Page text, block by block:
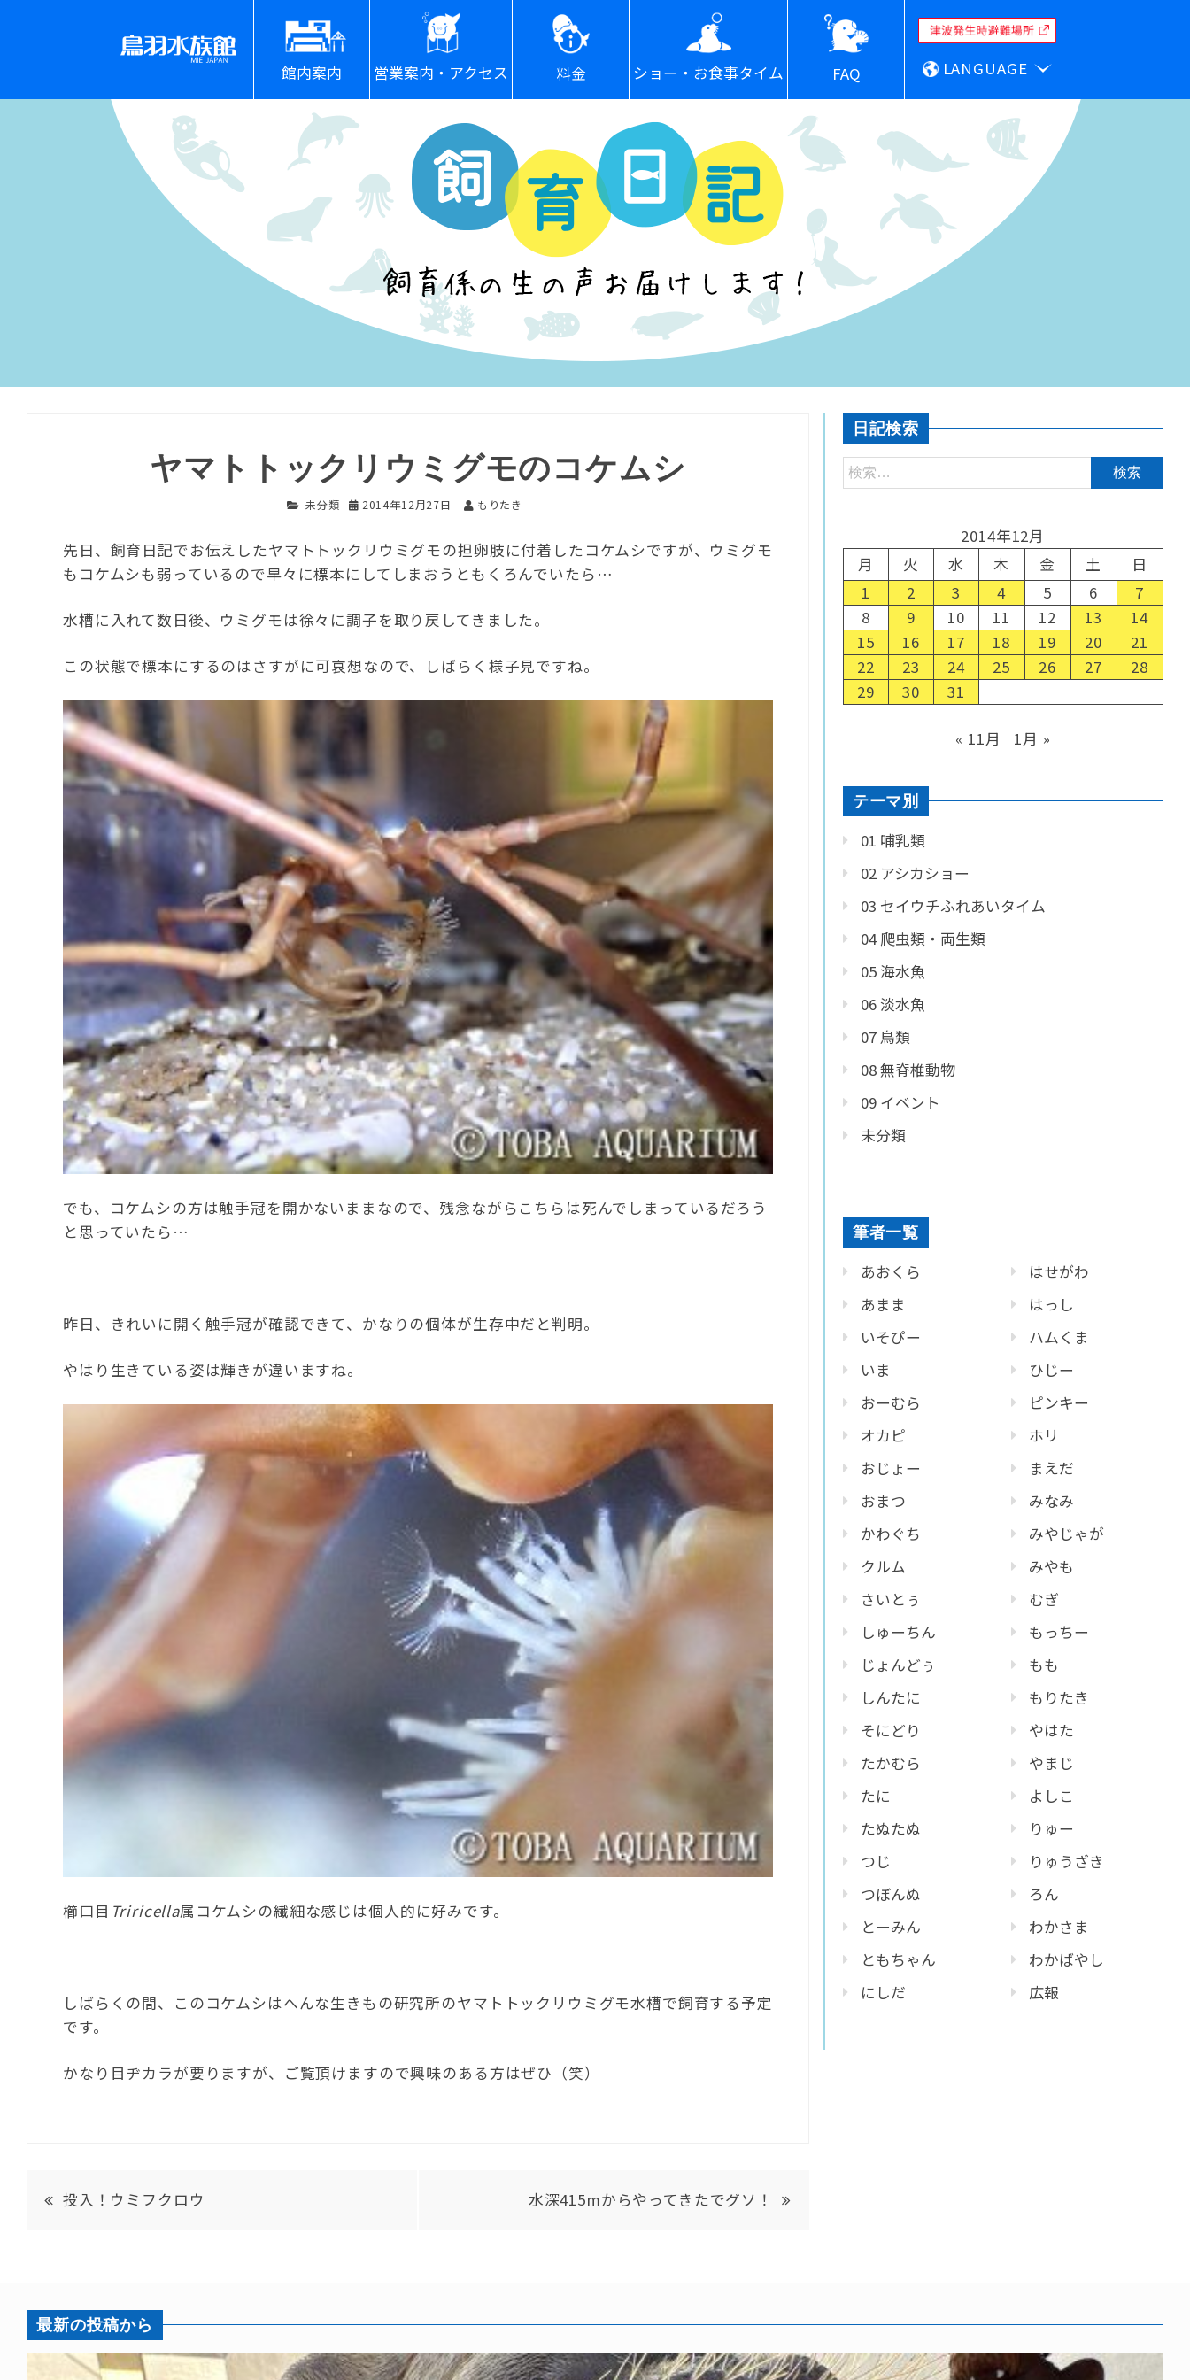
館内案内 営業案内・アクセス 料金 ショー・お食事タイム FAQ LANGUAGE
ヤマトトックリウミグモのコケムシ
未分類 2014年12月27日 もりたき
先日、飼育日記でお伝えしたヤマトトックリウミグモの担卵肢に付着したコケムシですが、ウミグモ
もコケムシも弱っているので早々に標本にしてしまおうともくろんでいたら…
水槽に入れて数日後、ウミグモは徐々に調子を取り戻してきました。
この状態で標本にするのはさすがに可哀想なので、しばらく様子見ですね。
でも、コケムシの方は触手冠を開かないままなので、残念ながらこちらは死んでしまっているだろう
と思っていたら…
昨日、きれいに開く触手冠が確認できて、かなりの個体が生存中だと判明。
やはり生きている姿は輝きが違いますね。
櫛口目 Triricella属コケムシの繊細な感じは個人的に好みです。
しばらくの間、このコケムシはへんな生きもの研究所のヤマトトックリウミグモ水槽で飼育する予定
です。
かなり目ヂカラが要りますが、ご覧頂けますので興味のある方はぜひ（笑）
投入！ウミフクロウ 水深415mからやってきたでグソ！
日記検索
2014年12月
月
火 水 木 金 土
日
1
2 3 4 5 6
7
8
9 10 11 12 13
14
15
16 17 18 19 20
21
22
23 24 25 26 27
28
29
30 31
« 11月 1月 »
テーマ別
01 哺乳類
02 アシカショー
03 セイウチふれあいタイム
04 爬虫類・両生類
05 海水魚
06 淡水魚
07 鳥類
08 無脊椎動物
09 イベント
未分類
筆者一覧
あおくら
あまま
いそぴー
いま
おーむら
オカピ
おじょー
おまつ
かわぐち
クルム
さいとぅ
しゅーちん
じょんどぅ
しんたに
そにどり
たかむら
たに
たぬたぬ
つじ
つぼんぬ
とーみん
ともちゃん
にしだ
はせがわ
はっし
ハムくま
ひじー
ピンキー
ホリ
まえだ
みなみ
みやじゃが
みやも
むぎ
もっちー
もも
もりたき
やはた
やまじ
よしこ
りゅー
りゅうざき
ろん
わかさま
わかばやし
広報
最新の投稿から